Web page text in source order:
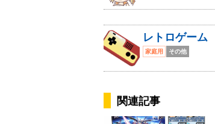
レトロゲーム
家庭用 その他
関連記事